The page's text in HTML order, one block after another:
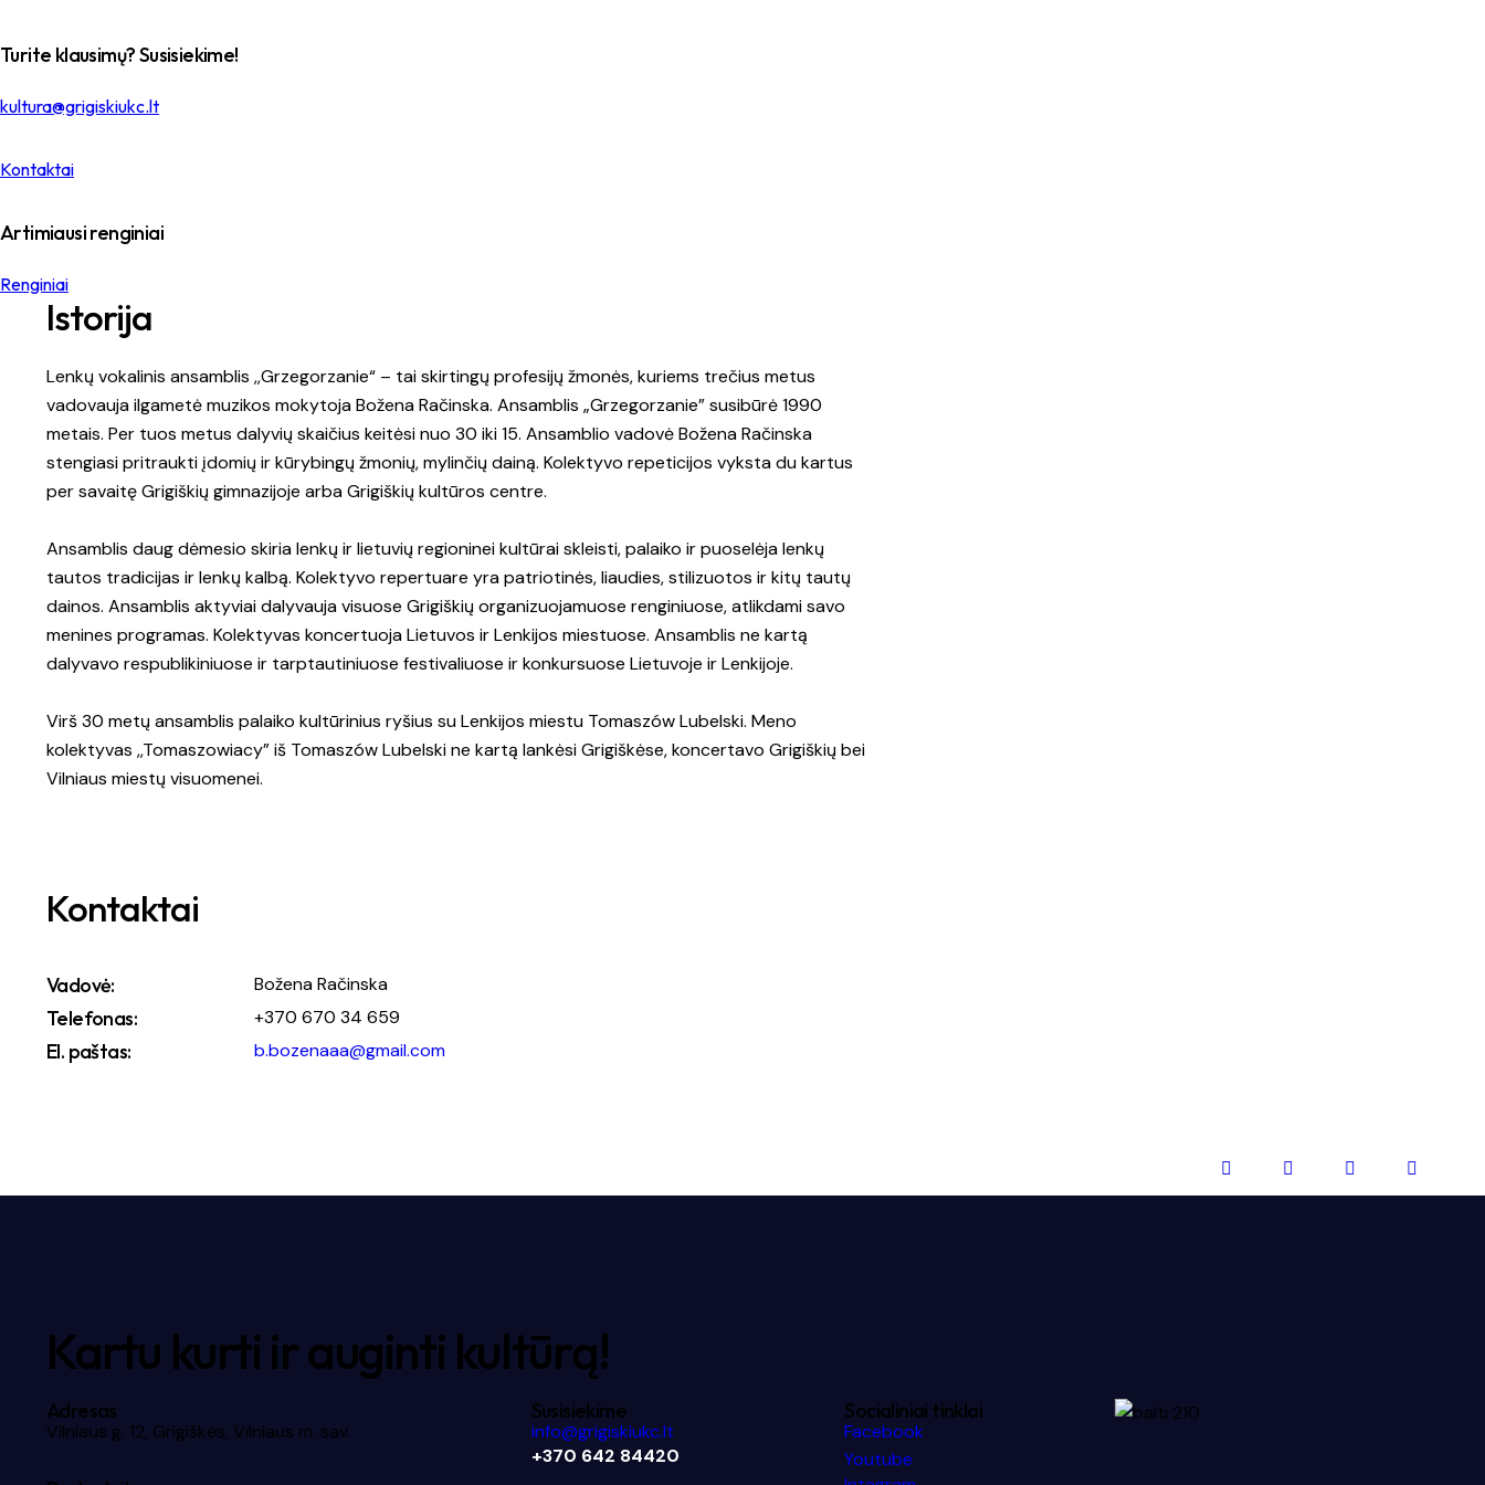
Turite klausimų? Susisiekime!
kultura@grigiskiukc.lt
Kontaktai
Artimiausi renginiai
Renginiai
Istorija
Lenkų vokalinis ansamblis ,,Grzegorzanie“ – tai skirtingų profesijų žmonės, kuriems trečius metus
vadovauja ilgametė muzikos mokytoja Božena Račinska. Ansamblis „Grzegorzanie” susibūrė 1990
metais. Per tuos metus dalyvių skaičius keitėsi nuo 30 iki 15. Ansamblio vadovė Božena Račinska
stengiasi pritraukti įdomių ir kūrybingų žmonių, mylinčių dainą. Kolektyvo repeticijos vyksta du kartus
per savaitę Grigiškių gimnazijoje arba Grigiškių kultūros centre.
Ansamblis daug dėmesio skiria lenkų ir lietuvių regioninei kultūrai skleisti, palaiko ir puoselėja lenkų
tautos tradicijas ir lenkų kalbą. Kolektyvo repertuare yra patriotinės, liaudies, stilizuotos ir kitų tautų
dainos. Ansamblis aktyviai dalyvauja visuose Grigiškių organizuojamuose renginiuose, atlikdami savo
menines programas. Kolektyvas koncertuoja Lietuvos ir Lenkijos miestuose. Ansamblis ne kartą
dalyvavo respublikiniuose ir tarptautiniuose festivaliuose ir konkursuose Lietuvoje ir Lenkijoje.
Virš 30 metų ansamblis palaiko kultūrinius ryšius su Lenkijos miestu Tomaszów Lubelski. Meno
kolektyvas ,,Tomaszowiacy” iš Tomaszów Lubelski ne kartą lankėsi Grigiškėse, koncertavo Grigiškių bei
Vilniaus miestų visuomenei.
Kontaktai
Vadovė: Božena Račinska
Telefonas: +370 670 34 659
El. paštas: b.bozenaaa@gmail.com
Kartu kurti ir auginti kultūrą!
Adresas
Vilniaus g. 12, Grigiškės, Vilniaus m. sav.
Susisiekime
info@grigiskiukc.lt
+370 642 84420
Socialiniai tinklai
Facebook
Youtube